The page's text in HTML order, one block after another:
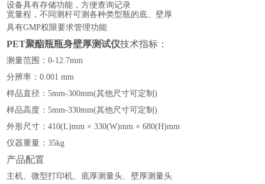
设备具有存储功能 ，方便查询记录
宽量程，不同测杆可测各种类型瓶的底、壁厚
具有GMP权限要求管理功能
PET聚酯瓶瓶身壁厚测试仪技术指标：
测量范围：0-12.7mm
分辨率：0.001 mm
样品直径：5mm-300mm(其他尺寸可定制)
样品高度：5mm-330mm(其他尺寸可定制)
外形尺寸：410(L)mm ×330(W)mm ×680(H)mm
仪器重量：35kg
产品配置
主机、微型打印机、底厚测量头、壁厚测量头